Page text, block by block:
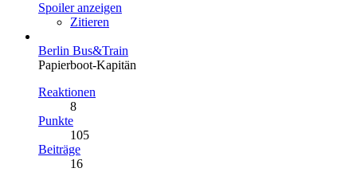
Spoiler anzeigen
Zitieren
Berlin Bus&Train
Papierboot-Kapitän
Reaktionen
8
Punkte
105
Beiträge
16